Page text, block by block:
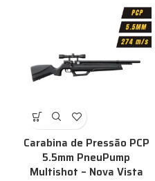
Carabina de Pressão PCP
5.5mm PneuPump
Multishot – Nova Vista